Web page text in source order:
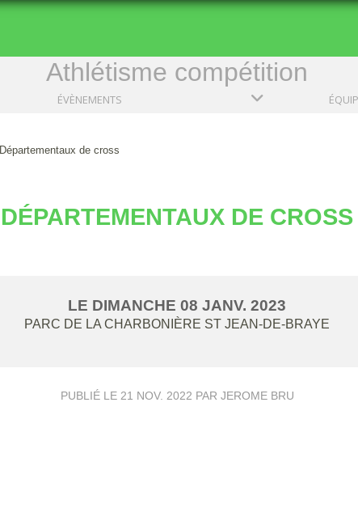
Athlétisme compétition
ÉVÈNEMENTS
Départementaux de cross
DÉPARTEMENTAUX DE CROSS
LE DIMANCHE 08 JANV. 2023
PARC DE LA CHARBONIÈRE ST JEAN-DE-BRAYE
PUBLIÉ LE 21 NOV. 2022 PAR JEROME BRU